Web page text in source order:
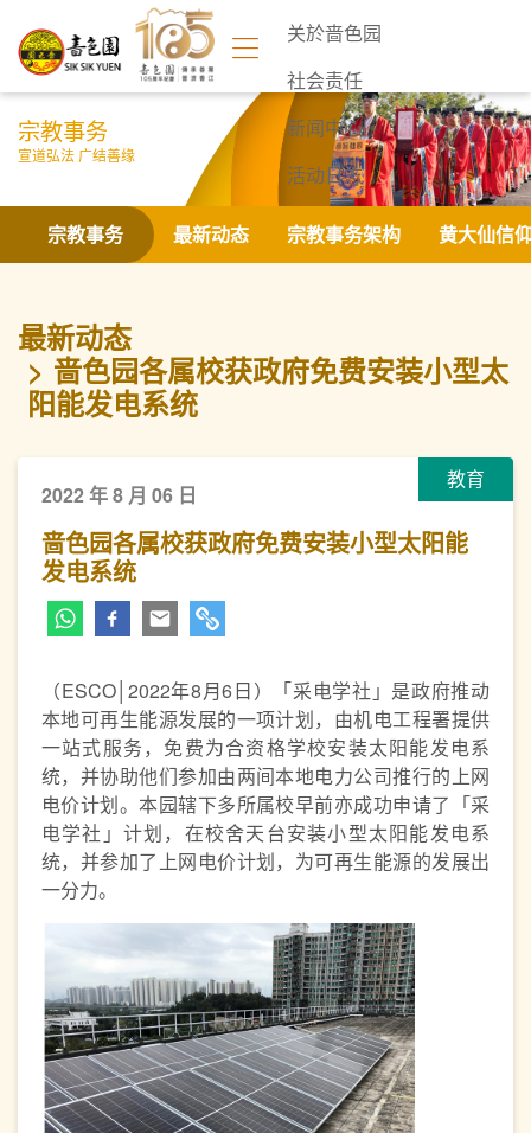
关於啬色园
社会责任
新闻中心
活动日志
联络我们
宗教事务
宣道弘法 广结善缘
宗教事务 最新动态 宗教事务架构 黄大仙信
最新动态
啬色园各属校获政府免费安装小型太
阳能发电系统
教育
2022 年 8 月 06 日
啬色园各属校获政府免费安装小型太阳能
发电系统
（ESCO│2022年8月6日）「采电学社」是政府推动
本地可再生能源发展的一项计划，由机电工程署提供
一站式服务，免费为合资格学校安装太阳能发电系
统，并协助他们参加由两间本地电力公司推行的上网
电价计划。本园辖下多所属校早前亦成功申请了「采
电学社」计划，在校舍天台安装小型太阳能发电系
统，并参加了上网电价计划，为可再生能源的发展出
一分力。